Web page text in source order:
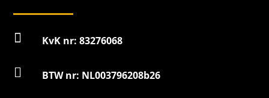
 KvK nr: 83276068
 BTW nr: NL003796208b26